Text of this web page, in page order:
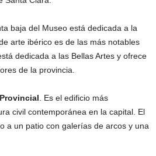
baja del Museo está dedicada a la
arte ibérico es de las más notables
dedicada a las Bellas Artes y ofrece
de la provincia.
. Es el edificio más
civil contemporánea en la capital. El
a un patio con galerías de arcos y una